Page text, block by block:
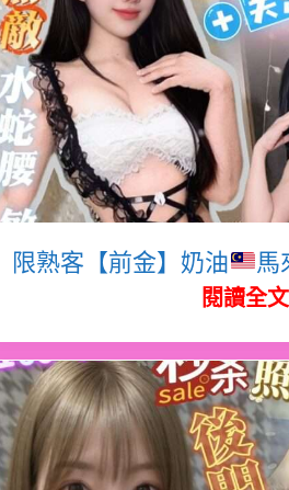
限熟客【前金】奶油 馬
閱讀全文